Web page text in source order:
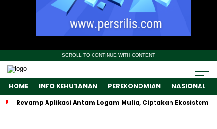
SCROLL TO CONTINUE WITH CONTENT
HOME INFO KEHUTANAN PEREKONOMIAN NASIONAL
Revamp Aplikasi Antam Logam Mulia, Ciptakan Ekosistem